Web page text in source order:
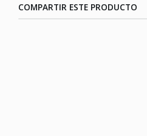
COMPARTIR ESTE PRODUCTO